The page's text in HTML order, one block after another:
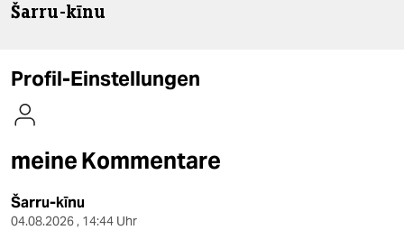
themen
kultur
sport
Šarru-kīnu
Profil-Einstellungen
meine Kommentare
Šarru-kīnu
04.08.2026 , 14:44 Uhr